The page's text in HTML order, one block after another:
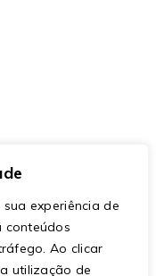
experiência de
conteúdos
Ao clicar
utilização de